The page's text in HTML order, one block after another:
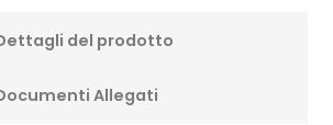
del prodotto
Allegati